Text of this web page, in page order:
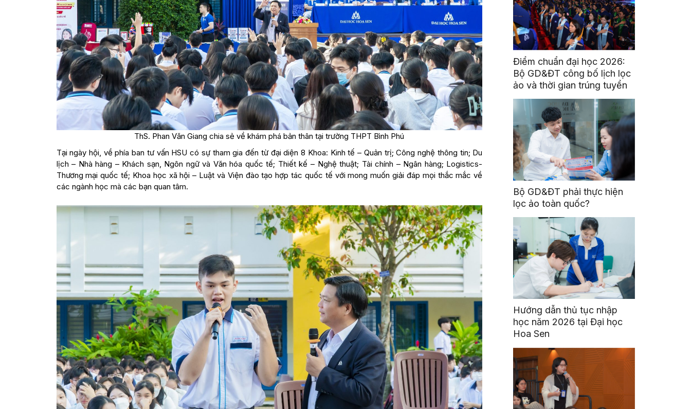
ThS. Phan Văn Giang chia sẻ về khám phá bản thân tại trường THPT Bình Phú
Tại ngày hội, về phía ban tư vấn HSU có sự tham gia đến từ đại diện 8 Khoa: Kinh tế – Quản trị; Công nghệ thông tin; Du
lịch – Nhà hàng – Khách sạn, Ngôn ngữ và Văn hóa quốc tế; Thiết kế – Nghệ thuật; Tài chính – Ngân hàng; Logistics-
Thương mại quốc tế; Khoa học xã hội – Luật và Viện đào tạo hợp tác quốc tế với mong muốn giải đáp mọi thắc mắc về
các ngành học mà các bạn quan tâm.
Điểm chuẩn đại học 2026:
Bộ GD&ĐT công bố lịch lọc
ảo và thời gian trúng tuyển
Bộ GD&ĐT phải thực hiện
lọc ảo toàn quốc?
Hướng dẫn thủ tục nhập
học năm 2026 tại Đại học
Hoa Sen